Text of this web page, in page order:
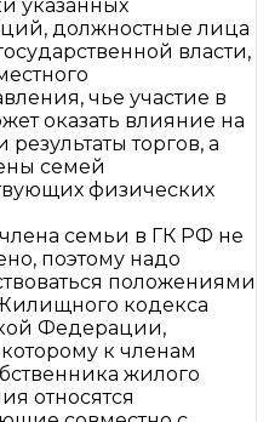
указанных
должностные лица
власти,
чье участие в
оказать влияние на
результаты торгов, а
семей
физических
семьи в ГК РФ не
поэтому надо
положениями
Жилищного кодекса
Федерации,
к членам
жилого
относятся